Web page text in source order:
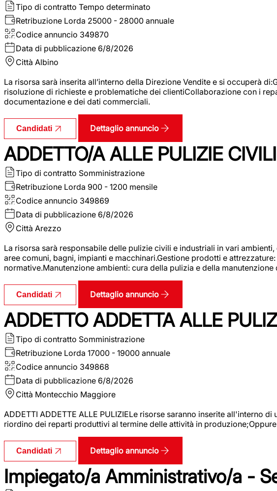
Tipo di contratto Tempo determinato
Retribuzione Lorda 25000 - 28000 annuale
Codice annuncio 349870
Data di pubblicazione 6/8/2026
Città Albino
La risorsa sarà inserita all’interno della Direzione Vendite e si occuperà
risoluzione di richieste e problematiche dei clientiCollaborazione con i
documentazione e dei dati commerciali.
Candidati Dettaglio annuncio
ADDETTO/A ALLE PULIZIE
Tipo di contratto Somministrazione
Retribuzione Lorda 900 - 1200 mensile
Codice annuncio 349869
Data di pubblicazione 6/8/2026
Città Arezzo
La risorsa sarà responsabile delle pulizie civili e industriali in vari
aree comuni, bagni, impianti e macchinari.Gestione prodotti e
normative.Manutenzione ambienti: cura della pulizia e della
Candidati Dettaglio annuncio
ADDETTO ADDETTA ALLE
Tipo di contratto Somministrazione
Retribuzione Lorda 17000 - 19000 annuale
Codice annuncio 349868
Data di pubblicazione 6/8/2026
Città Montecchio Maggiore
ADDETTI ADDETTE ALLE PULIZIELe risorse saranno inserite all'interno
riordino dei reparti produttivi al termine delle attività in
Candidati Dettaglio annuncio
Impiegato/a Amministrativo/a -